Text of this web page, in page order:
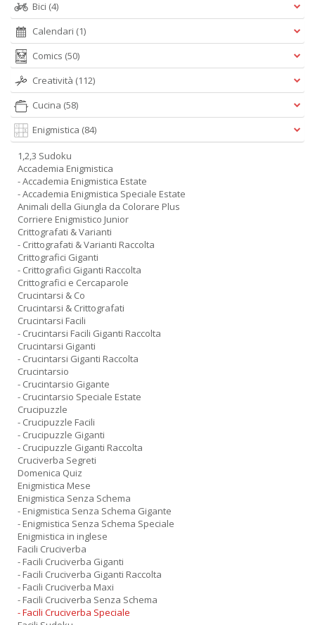
Bici (4)
Calendari (1)
Comics (50)
Creatività (112)
Cucina (58)
Enigmistica (84)
1,2,3 Sudoku
Accademia Enigmistica
- Accademia Enigmistica Estate
- Accademia Enigmistica Speciale Estate
Animali della Giungla da Colorare Plus
Corriere Enigmistico Junior
Crittografati & Varianti
- Crittografati & Varianti Raccolta
Crittografici Giganti
- Crittografici Giganti Raccolta
Crittografici e Cercaparole
Crucintarsi & Co
Crucintarsi & Crittografati
Crucintarsi Facili
- Crucintarsi Facili Giganti Raccolta
Crucintarsi Giganti
- Crucintarsi Giganti Raccolta
Crucintarsio
- Crucintarsio Gigante
- Crucintarsio Speciale Estate
Crucipuzzle
- Crucipuzzle Facili
- Crucipuzzle Giganti
- Crucipuzzle Giganti Raccolta
Cruciverba Segreti
Domenica Quiz
Enigmistica Mese
Enigmistica Senza Schema
- Enigmistica Senza Schema Gigante
- Enigmistica Senza Schema Speciale
Enigmistica in inglese
Facili Cruciverba
- Facili Cruciverba Giganti
- Facili Cruciverba Giganti Raccolta
- Facili Cruciverba Maxi
- Facili Cruciverba Senza Schema
- Facili Cruciverba Speciale